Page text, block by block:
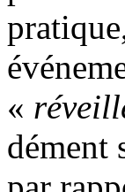
«
dément